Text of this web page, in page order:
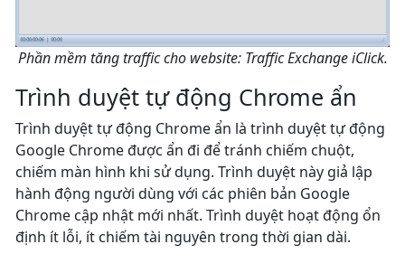
Phần mềm tăng traffic cho website: Traffic Exchange iClick.
Trình duyệt tự động Chrome ẩn
Trình duyệt tự động Chrome ẩn là trình duyệt tự động
Google Chrome được ẩn đi để tránh chiếm chuột,
chiếm màn hình khi sử dụng. Trình duyệt này giả lập
hành động người dùng với các phiên bản Google
Chrome cập nhật mới nhất. Trình duyệt hoạt động ổn
định ít lỗi, ít chiếm tài nguyên trong thời gian dài.